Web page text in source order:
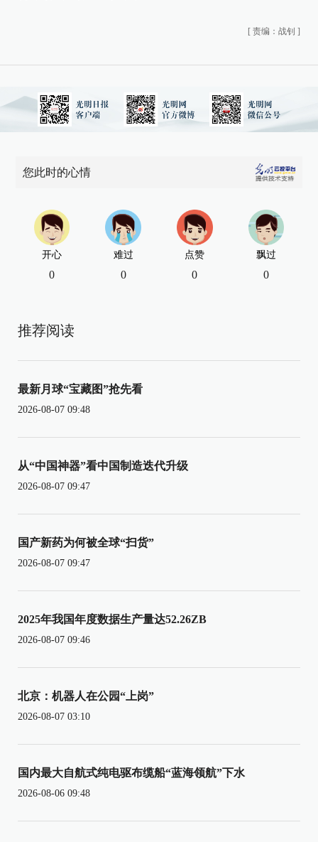
[ 责编：战钊 ]
您此时的心情
开心
0
难过
0
点赞
0
飘过
0
推荐阅读
最新月球“宝藏图”抢先看
2026-08-07 09:48
从“中国神器”看中国制造迭代升级
2026-08-07 09:47
国产新药为何被全球“扫货”
2026-08-07 09:47
2025年我国年度数据生产量达52.26ZB
2026-08-07 09:46
北京：机器人在公园“上岗”
2026-08-07 03:10
国内最大自航式纯电驱布缆船“蓝海领航”下水
2026-08-06 09:48